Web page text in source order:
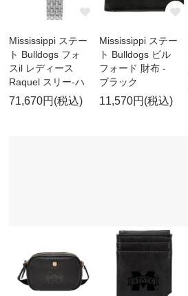
Mississippi ステー
ト Bulldogs フォ
スil レディース
Raquel スリー-ハ
71,670円(税込)
Mississippi ステー
ト Bulldogs ビル
フォード 財布 -
ブラック
11,570円(税込)